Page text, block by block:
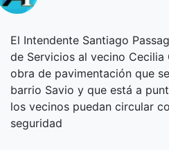
El Intendente Santiago
de Servicios al vecino
obra de pavimentación que
barrio Savio y que está a
los vecinos puedan circular
seguridad